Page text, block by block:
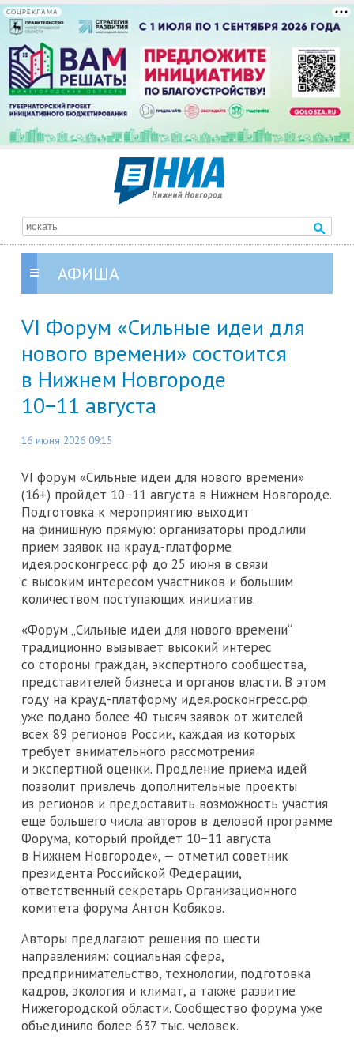
СОЦРЕКЛАМА
АФИША
VI Форум «Сильные идеи для
нового времени» состоится
в Нижнем Новгороде
10−11 августа
16 июня 2026 09:15
VI форум «Сильные идеи для нового времени»
(16+) пройдет 10−11 августа в Нижнем Новгороде.
Подготовка к мероприятию выходит
на финишную прямую: организаторы продлили
прием заявок на крауд-платформе
идея.росконгресс.рф до 25 июня в связи
с высоким интересом участников и большим
количеством поступающих инициатив.
«Форум „Сильные идеи для нового времени“
традиционно вызывает высокий интерес
со стороны граждан, экспертного сообщества,
представителей бизнеса и органов власти. В этом
году на крауд-платформу идея.росконгресс.рф
уже подано более 40 тысяч заявок от жителей
всех 89 регионов России, каждая из которых
требует внимательного рассмотрения
и экспертной оценки. Продление приема идей
позволит привлечь дополнительные проекты
из регионов и предоставить возможность участия
еще большего числа авторов в деловой программе
Форума, который пройдет 10−11 августа
в Нижнем Новгороде», — отметил советник
президента Российской Федерации,
ответственный секретарь Организационного
комитета форума Антон Кобяков.
Авторы предлагают решения по шести
направлениям: социальная сфера,
предпринимательство, технологии, подготовка
кадров, экология и климат, а также развитие
Нижегородской области. Сообщество форума уже
объединило более 637 тыс. человек.